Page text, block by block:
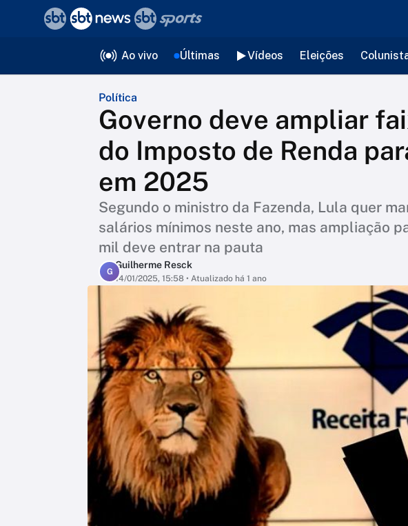
Ao vivo Últimas Vídeos Eleições
Política
Governo deve ampliar
do Imposto de Renda
em 2025
Segundo o ministro da Fazenda, Lula quer
salários mínimos neste ano, mas ampliação
mil deve entrar na pauta
G
Guilherme Resck
14/01/2025, 15:58 • Atualizado há 1 ano
voltar
Editorias